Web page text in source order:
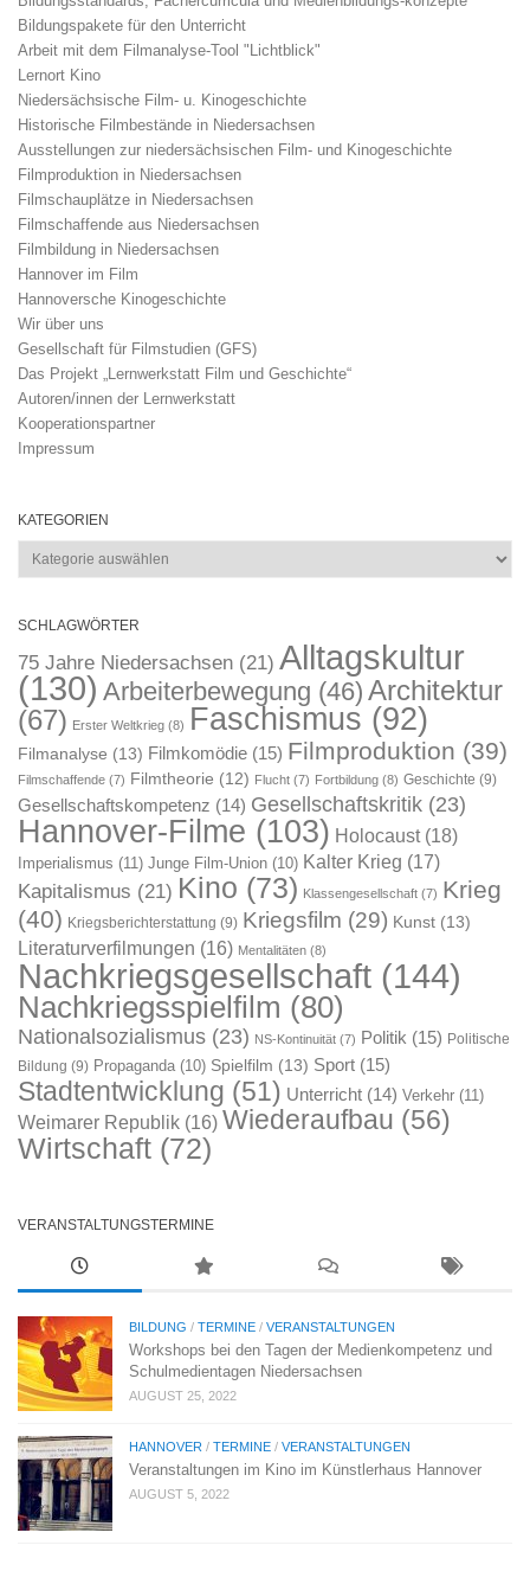
Bildungspakete für den Unterricht
Arbeit mit dem Filmanalyse-Tool "Lichtblick"
Lernort Kino
Niedersächsische Film- u. Kinogeschichte
Historische Filmbestände in Niedersachsen
Ausstellungen zur niedersächsischen Film- und Kinogeschichte
Filmproduktion in Niedersachsen
Filmschauplätze in Niedersachsen
Filmschaffende aus Niedersachsen
Filmbildung in Niedersachsen
Hannover im Film
Hannoversche Kinogeschichte
Wir über uns
Gesellschaft für Filmstudien (GFS)
Das Projekt „Lernwerkstatt Film und Geschichte“
Autoren/innen der Lernwerkstatt
Kooperationspartner
Impressum
KATEGORIEN
Kategorien
SCHLAGWÖRTER
75 Jahre Niedersachsen (21) Alltagskultur
(130) Arbeiterbewegung (46) Architektur
(67) Erster Weltkrieg (8) Faschismus (92)
Filmanalyse (13) Filmkomödie (15) Filmproduktion (39)
Filmschaffende (7) Filmtheorie (12) Flucht (7) Fortbildung (8) Geschichte (9)
Gesellschaftskompetenz (14) Gesellschaftskritik (23)
Hannover-Filme (103) Holocaust(18)
Imperialismus (11) Junge Film-Union (10) Kalter Krieg (17)
Kapitalismus (21) Kino (73) Klassengesellschaft (7) Krieg
(40) Kriegsberichterstattung (9) Kriegsfilm (29) Kunst (13)
Literaturverfilmungen (16) Mentalitäten (8)
Nachkriegsgesellschaft (144)
Nachkriegsspielfilm (80)
Nationalsozialismus (23) NS-Kontinuität (7) Politik (15) Politische
Bildung (9) Propaganda (10) Spielfilm (13) Sport (15)
Stadtentwicklung (51) Unterricht (14) Verkehr (11)
Weimarer Republik (16) Wiederaufbau (56)
Wirtschaft (72)
VERANSTALTUNGSTERMINE
BILDUNG / TERMINE / VERANSTALTUNGEN
Workshops bei den Tagen der Medienkompetenz und
Schulmedientagen Niedersachsen
AUGUST 25, 2022
HANNOVER / TERMINE / VERANSTALTUNGEN
Veranstaltungen im Kino im Künstlerhaus Hannover
AUGUST 5, 2022